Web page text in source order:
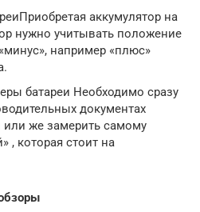
аккумулятор на
нужно учитывать положение
например «плюс»
батареи Необходимо сразу
документах
или же замерить самому
, которая стоит на